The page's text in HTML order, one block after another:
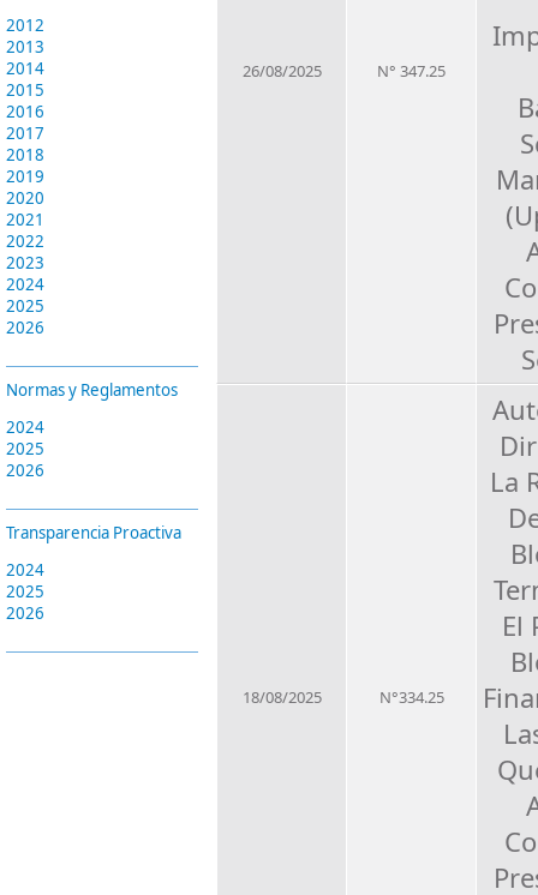
2012
2013
2014
2015
2016
2017
2018
2019
2020
2021
2022
2023
2024
2025
2026
Normas y Reglamentos
2024
2025
2026
Transparencia Proactiva
2024
2025
2026
26/08/2025 N° 347.25
18/08/2025 N°334.25
La
El